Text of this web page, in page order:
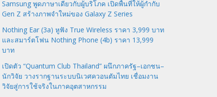
Samsung พูดภาษาเดียวกับผู้บริโภค เปิดพื้นที่ให้ผู้กำกับ
Gen Z สร้างภาพจำใหม่ของ Galaxy Z Series
Nothing Ear (3a) หูฟัง True Wireless ราคา 3,999 บาท
และสมาร์ตโฟน Nothing Phone (4b) ราคา 13,999
บาท
เปิดตัว “Quantum Club Thailand” ผนึกภาครัฐ–เอกชน–
นักวิจัย วางรากฐานระบบนิเวศควอนตัมไทย เชื่อมงาน
วิจัยสู่การใช้จริงในภาคอุตสาหกรรม